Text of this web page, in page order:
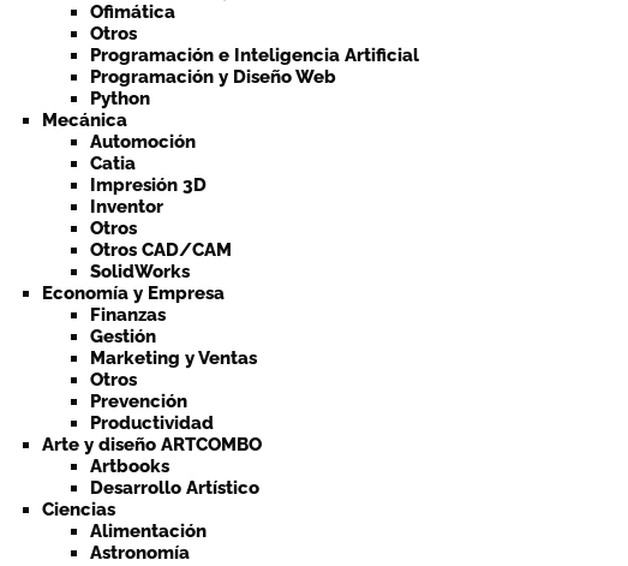
Ofimática
Otros
Programación e Inteligencia Artificial
Programación y Diseño Web
Python
Mecánica
Automoción
Catia
Impresión 3D
Inventor
Otros
Otros CAD/CAM
SolidWorks
Economía y Empresa
Finanzas
Gestión
Marketing y Ventas
Otros
Prevención
Productividad
Arte y diseño ARTCOMBO
Artbooks
Desarrollo Artístico
Ciencias
Alimentación
Astronomía